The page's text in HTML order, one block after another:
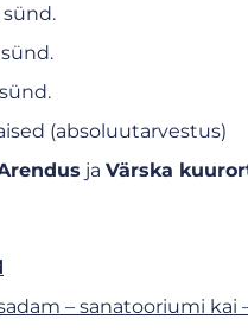
sünd.
(absoluutarvestus)
ja Värska
– sanatooriumi kai